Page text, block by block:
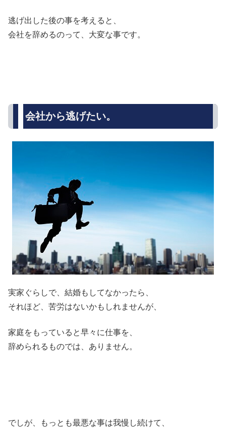
逃げ出した後の事を考えると、
会社を辞めるのって、大変な事です。
会社から逃げたい。
実家ぐらしで、結婚もしてなかったら、
それほど、苦労はないかもしれませんが、
家庭をもっていると早々に仕事を、
辞められるものでは、ありません。
でしが、もっとも最悪な事は我慢し続けて、